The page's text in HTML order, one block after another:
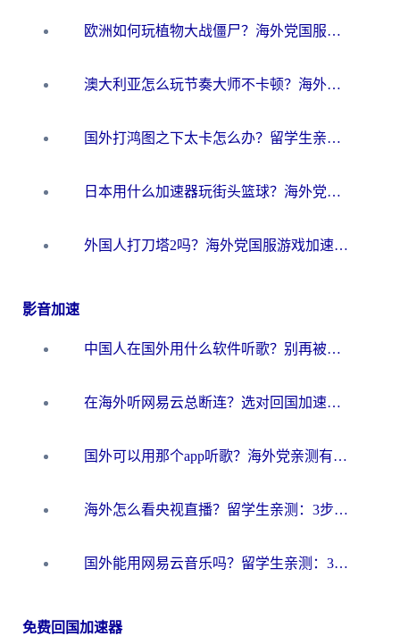
欧洲如何玩植物大战僵尸？海外党国服游戏加速避坑指南（附实测对比）
澳大利亚怎么玩节奏大师不卡顿？海外党国服游戏加速终极指南
国外打鸿图之下太卡怎么办？留学生亲测有效的国服游戏加速方案
日本用什么加速器玩街头篮球？海外党国服游戏不卡顿的终极攻略
外国人打刀塔2吗？海外党国服游戏加速避坑全攻略
影音加速
中国人在国外用什么软件听歌？别再被地域限制卡脖子，这篇教你轻松解锁国内音乐库
在海外听网易云总断连？选对回国加速器，告别地区限制和卡顿
国外可以用那个app听歌？海外党亲测有效的回国加速方案，轻松听国内音乐听书
海外怎么看央视直播？留学生亲测：3步解决版权限制+追剧自由
国外能用网易云音乐吗？留学生亲测：3步解决海外听歌难题
免费回国加速器